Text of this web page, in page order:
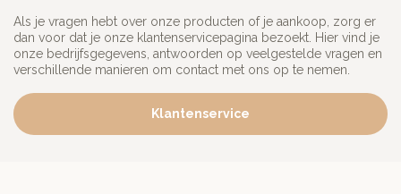
Als je vragen hebt over onze producten of je aankoop, zorg er
dan voor dat je onze klantenservicepagina bezoekt. Hier vind je
onze bedrijfsgegevens, antwoorden op veelgestelde vragen en
verschillende manieren om contact met ons op te nemen.
Klantenservice